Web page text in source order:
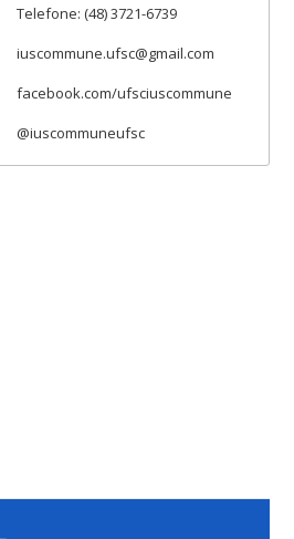
Telefone: (48) 3721-6739
iuscommune.ufsc@gmail.com
facebook.com/ufsciuscommune
@iuscommuneufsc